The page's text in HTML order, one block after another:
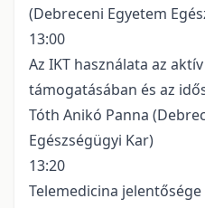
(Debreceni Egyetem
13:00
Az IKT használata az
támogatásában és az
Tóth Anikó Panna
Egészségügyi Kar)
13:20
Telemedicina